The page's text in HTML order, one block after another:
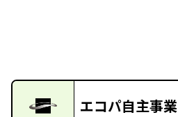
エコパ自主事業